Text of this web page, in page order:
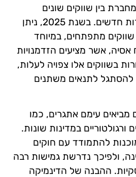
בין שווקים שונים
ומאפשרת גישה למקורות חדשים. בשנת 2025, ניתן
מתפתחים, במיוחד
אשר מציעים הזדמנויות
בשווקים אלו צפויה לעלות,
להסתגל לתנאים משתנים
מביאים עימם אתגרים, כמו
ורגולטוריים במדינות שונות.
להתמודד עם חוקים
ולפיכך נדרשת גמישות רבה
ההבנה של הדינמיקה